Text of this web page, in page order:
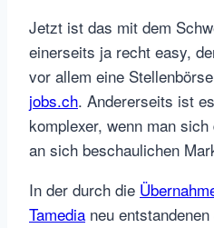
Jetzt ist das mit dem
einerseits ja recht easy,
vor allem eine
jobs.ch. Andererseits ist
komplexer, wenn man
an sich beschaulichen
In der durch die
Tamedia neu